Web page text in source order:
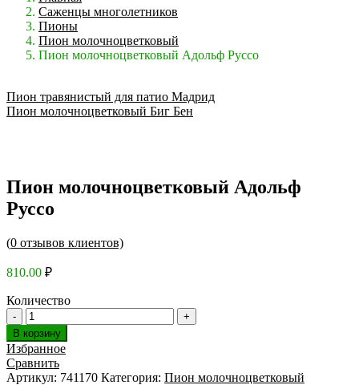
Саженцы многолетников
Пионы
Пион молочноцветковый
Пион молочноцветковый Адольф Руссо
Пион травянистый для патио Мадрид
Пион молочноцветковый Биг Бен
Пион молочноцветковый Адольф
Руссо
(0 отзывов клиентов)
810.00 ₽
Количество
В корзину
Избранное
Сравнить
Артикул: 741170 Категория: Пион молочноцветковый